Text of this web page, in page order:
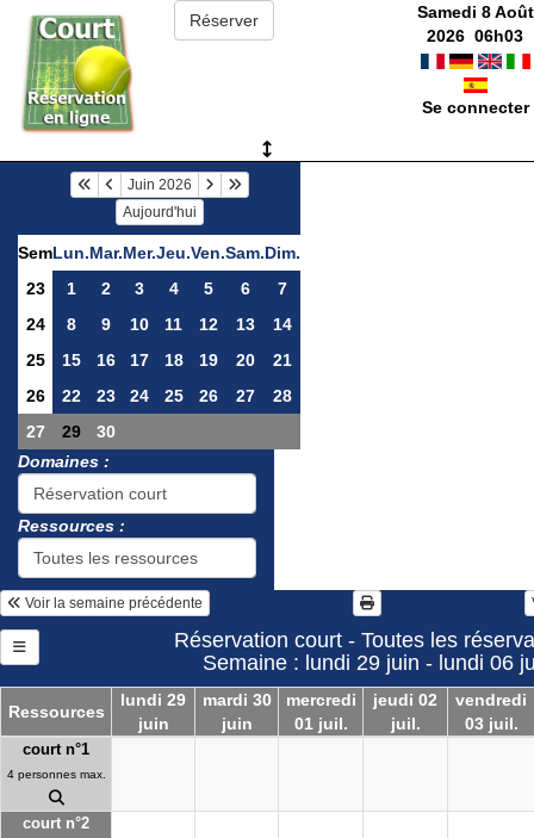
Samedi 8 Août
2026 06h03
Se connecter
Juin 2026
Aujourd'hui
SemLun.Mar.Mer.Jeu.Ven.Sam.Dim.
23
1 2 3 4 5 6
7
24
8 9 10 11 12 13
14
25
15 16 17 18 19 20
21
26
22 23 24 25 26 27
28
27
29
30
Domaines :
Ressources :
Voir la semaine précédente
Réservation court - Toutes les
Semaine : lundi 29 juin - lundi 06
Ressources
lundi 29
juin
mardi 30
juin
mercredi
01 juil.
jeudi 02
juil.
vendredi
03 juil.
court n°1
4 personnes max.
court n°2